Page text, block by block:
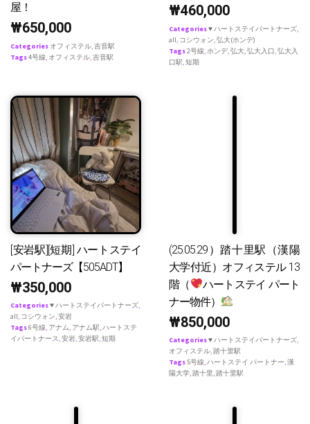
屋！
₩650,000
Categories オフィステル,吉音駅
Tags4号線, オフィステル,吉音駅
₩460,000
Categories♥ ハートステイパートナーズ,
all, コシウォン,弘大(ホンデ)
Tags2号線,ホンデ,弘大,弘大入口,弘大入
口駅,短期
[安岩駅][短期] ハートステイ
パートナーズ【505ADT】
₩350,000
Categories♥ ハートステイパートナーズ,
all, コシウォン,安岩
Tags6号線, アナム, アナム駅,ハートステ
イパートナース,安岩,安岩駅,短期
(25.05.29）踏十里駅（漢陽
大学付近）オフィステル 13
階（
ハートステイ パート
ナー物件）
₩850,000
Categories♥ ハートステイパートナーズ,
オフィステル,踏十里駅
Tags 5号線,ハートステイ パートナー,漢
陽大学,踏十里,踏十里駅